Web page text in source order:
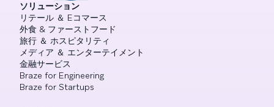
ソリューション
リテール ＆ Eコマース
外食 & ファーストフード
旅行 ＆ ホスピタリティ
メディア ＆ エンターテイメント
金融サービス
Braze for Engineering
Braze for Startups